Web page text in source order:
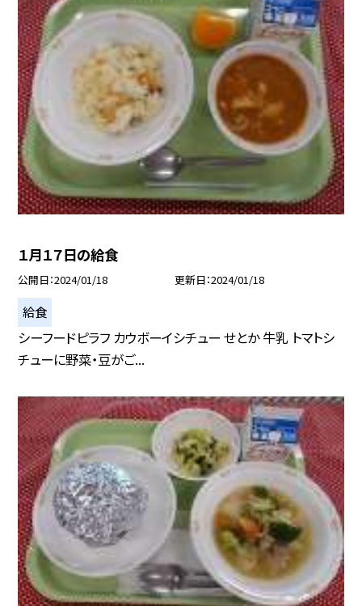
１月１７日の給食
公開日 2024/01/18 更新日 2024/01/18
給食
シーフードピラフ カウボーイシチュー せとか 牛乳 トマトシ
チューに野菜・豆がご...